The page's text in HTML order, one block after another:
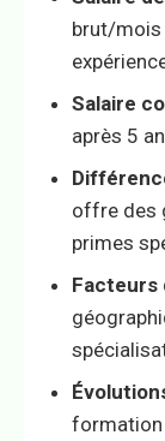
brut/mois
Salaire
après 5
offre des
primes
Facteurs
formation